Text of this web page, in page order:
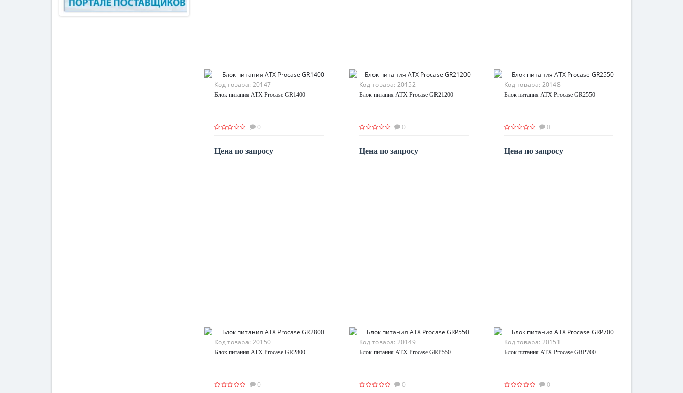
Код товара: 20147
Блок питания ATX Procase GR1400
0
Цена по запросу
Код товара: 20152
Блок питания ATX Procase GR21200
0
Цена по запросу
Код товара: 20148
Блок питания ATX Procase GR2550
0
Цена по запросу
Код товара: 20150
Блок питания ATX Procase GR2800
0
Код товара: 20149
Блок питания ATX Procase GRP550
0
Код товара: 20151
Блок питания ATX Procase GRP700
0